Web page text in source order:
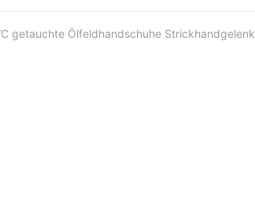
getauchte Ölfeldhandschuhe Strickhandgelenk